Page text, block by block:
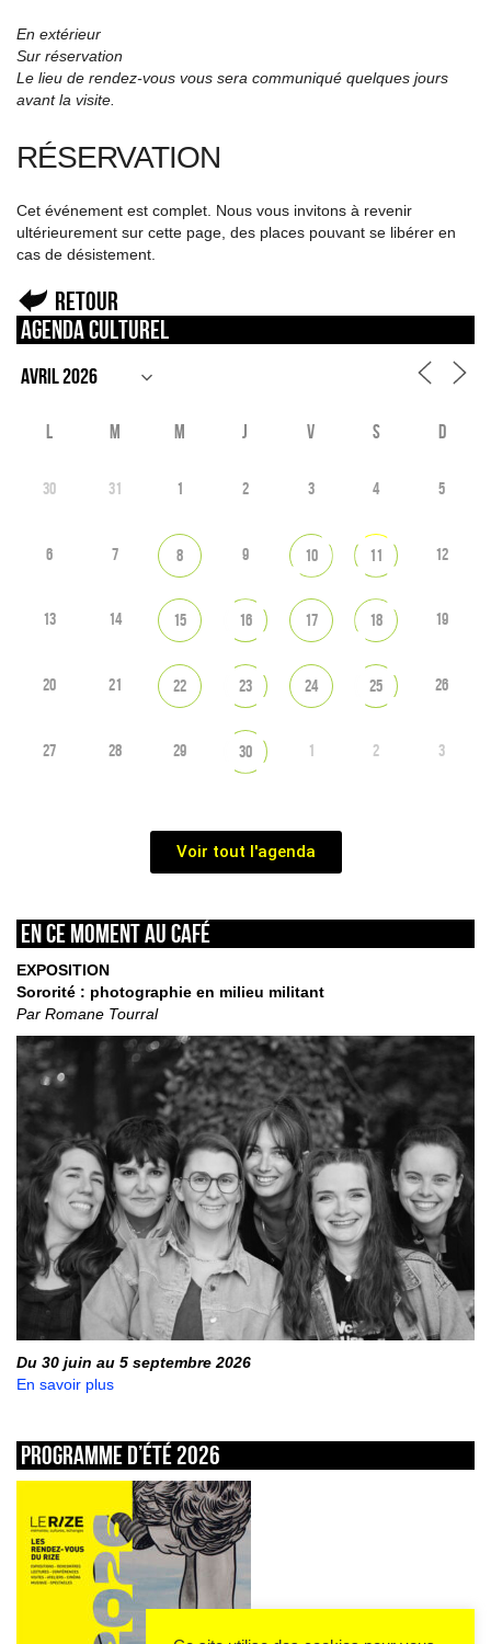
En extérieur
Sur réservation
Le lieu de rendez-vous vous sera communiqué quelques jours
avant la visite.
RÉSERVATION
Cet événement est complet. Nous vous invitons à revenir
ultérieurement sur cette page, des places pouvant se libérer en
cas de désistement.
Retour
Agenda culturel
L M M J V S D
30 31 1 2 3 4 5
6 7 8 9 10 11 12
13 14 15 16 17 18 19
20 21 22 23 24 25 26
27 28 29 30 1 2 3
Voir tout l'agenda
En ce moment au café
EXPOSITION
Sororité : photographie en milieu militant
Par Romane Tourral
Du 30 juin au 5 septembre 2026
En savoir plus
Programme d’été 2026